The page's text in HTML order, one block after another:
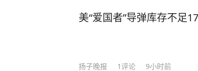
美“爱国者”导弹库存不足
扬子晚报 1评论 9小时前